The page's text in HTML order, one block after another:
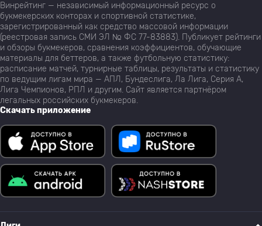
Винрейтинг — независимый информационный ресурс о
букмекерских конторах и спортивной статистике,
зарегистрированный как средство массовой информации
(реестровая запись СМИ ЭЛ № ФС 77-83883). Публикует рейтинги
и обзоры букмекеров, сравнения коэффициентов, обучающие
материалы для беттеров, а также футбольную статистику:
расписание матчей, турнирные таблицы, результаты и статистику
по ведущим лигам мира — АПЛ, Бундеслига, Ла Лига, Серия А,
Лига Чемпионов, РПЛ и другим. Сайт является партнёром
легальных российских букмекеров.
Скачать приложение